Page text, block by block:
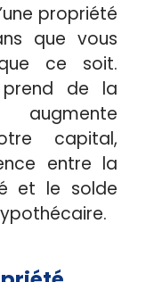
propriété
que vous
ce soit.
prend de la
capital,
entre la
et le solde